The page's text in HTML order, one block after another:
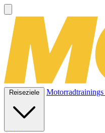
Reiseziele Motorradtrainings